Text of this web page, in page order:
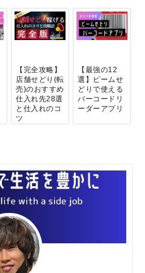
【完全攻略】
店舗せどり(転
売)のおすすめ
仕入れ先28選
と仕入れのコ
ツ
【最強の12
選】ビームせ
どりで使える
バーコードリ
ーダーアプリ